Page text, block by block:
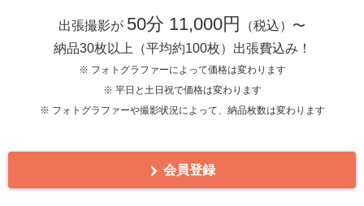
出張撮影が 50分 11,000円
（税込）〜
納品30枚以上（平均約100枚）出張費込み！
※ フォトグラファーによって価格は変わります
※ 平日と土日祝で価格は変わります
※ フォトグラファーや撮影状況によって、納品枚数は変わります
会員登録